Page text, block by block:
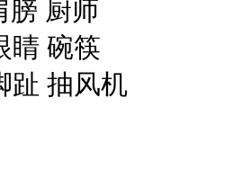
厨师
碗筷
抽风机